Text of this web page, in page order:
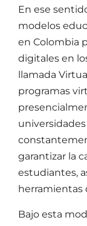
En ese
modelos
en Colombia
digitales en
llamada
programas
garantizar la
estudiantes,
herramientas
Bajo esta